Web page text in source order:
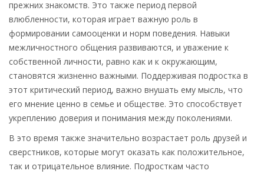
прежних знакомств. Это также период первой
влюбленности, которая играет важную роль в
формировании самооценки и норм поведения. Навыки
межличностного общения развиваются, и уважение к
собственной личности, равно как и к окружающим,
становятся жизненно важными. Поддерживая подростка в
этот критический период, важно внушать ему мысль, что
его мнение ценно в семье и обществе. Это способствует
укреплению доверия и понимания между поколениями.
В это время также значительно возрастает роль друзей и
сверстников, которые могут оказать как положительное,
так и отрицательное влияние. Подросткам часто